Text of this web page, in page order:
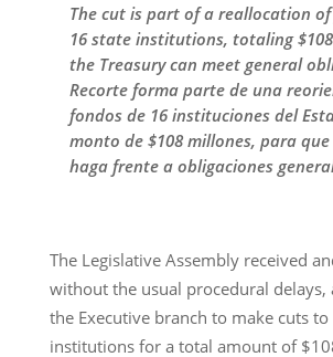
The cut is part of a reallocation
16 state institutions, totaling
the Treasury can meet general
Recorte forma parte de una
fondos de 16 instituciones del
monto de $108 millones, para
haga frente a obligaciones
The Legislative Assembly received
without the usual procedural delays,
the Executive branch to make cuts
institutions for a total amount of